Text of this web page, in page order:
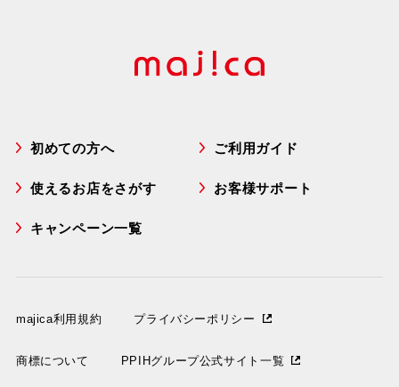
初めての方へ ご利用ガイド
使えるお店をさがす お客様サポート
キャンペーン一覧
majica利用規約 プライバシーポリシー
商標について PPIHグループ公式サイト一覧